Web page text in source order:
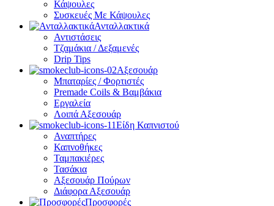
Κάψουλες
Συσκευές Με Κάψουλες
Ανταλλακτικά
Αντιστάσεις
Τζαμάκια / Δεξαμενές
Drip Tips
Αξεσουάρ
Μπαταρίες / Φορτιστές
Premade Coils & Βαμβάκια
Εργαλεία
Λοιπά Αξεσουάρ
Είδη Καπνιστού
Αναπτήρες
Καπνοθήκες
Ταμπακιέρες
Τασάκια
Αξεσουάρ Πούρων
Διάφορα Αξεσουάρ
Προσφορές